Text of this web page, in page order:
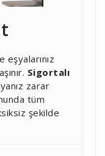
Sigortalı
zarar
tüm
şekilde